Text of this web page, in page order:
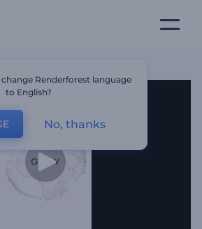
Renderforest language
to English?
No, thanks